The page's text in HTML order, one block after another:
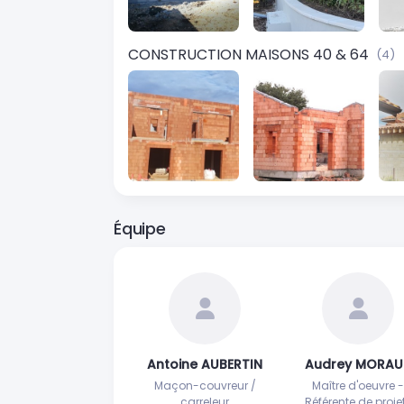
CONSTRUCTION MAISONS 40 & 64 (4)
Équipe
Antoine AUBERTIN
Maçon-couvreur /
Audrey
Maître d'oeuvre -